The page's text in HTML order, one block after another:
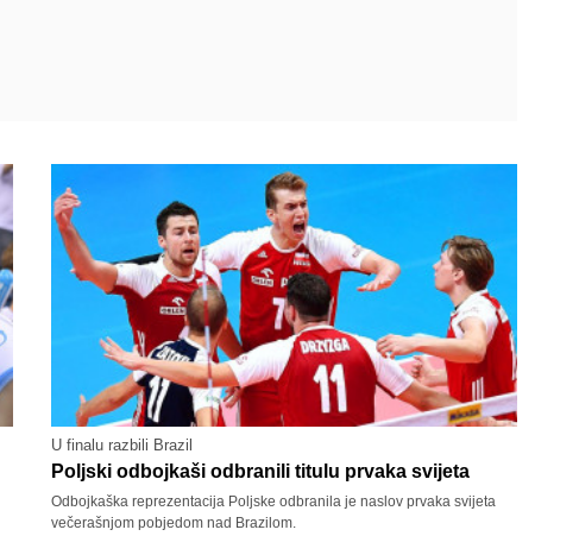
U finalu razbili Brazil
Poljski odbojkaši odbranili titulu prvaka svijeta
Odbojkaška reprezentacija Poljske odbranila je naslov prvaka svijeta
večerašnjom pobjedom nad Brazilom.